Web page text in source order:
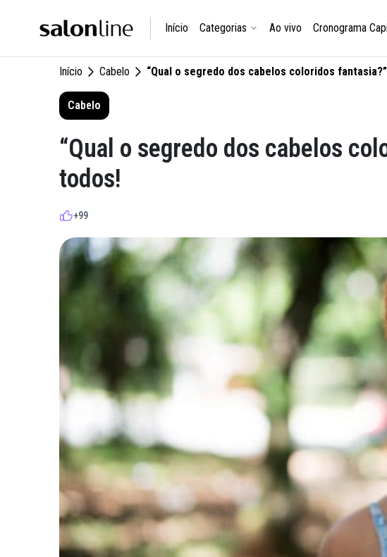
Início Categorias Ao vivo Cronograma
Início Cabelo “Qual o segredo dos cabelos coloridos
Cabelo
“Qual o segredo dos cabelos
todos!
+99